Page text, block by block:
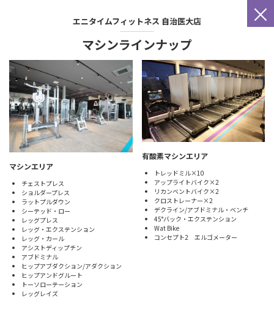
×
エニタイムフィットネス 自治医大店
マシンラインナップ
マシンエリア
チェストプレス
ショルダープレス
ラットプルダウン
シーテッド・ロー
レッグプレス
レッグ・エクステンション
レッグ・カール
アシストディップチン
アブドミナル
ヒップアブダクション/アダクション
ヒップアンドグルート
トーソローテーション
レッグレイズ
有酸素マシンエリア
トレッドミル×10
アップライトバイク×2
リカンベントバイク×2
クロストレーナー×2
デクライン/アブドミナル・ベンチ
45°バック・エクステンション
Wat Bike
コンセプト2 エルゴメーター